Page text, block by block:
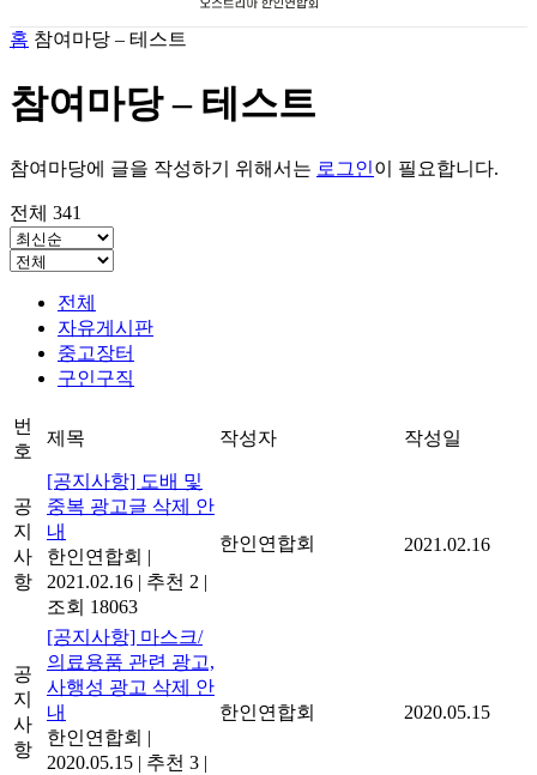
홈 참여마당 – 테스트
참여마당 – 테스트
참여마당에 글을 작성하기 위해서는 로그인이 필요합니다.
전체 341
전체
자유게시판
중고장터
구인구직
번
호
제목 작성자 작성일
공
지
사
항
[공지사항] 도배 및
중복 광고글 삭제 안
내
한인연합회 |
2021.02.16 | 추천 2 |
조회 18063
한인연합회 2021.02.16
공
지
사
항
[공지사항] 마스크/
의료용품 관련 광고,
사행성 광고 삭제 안
내
한인연합회 |
2020.05.15 | 추천 3 |
한인연합회 2020.05.15